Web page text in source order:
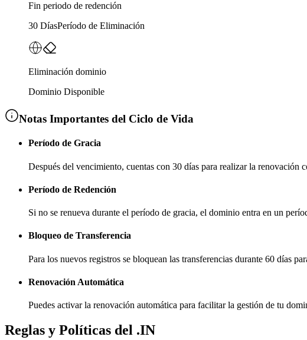
Fin periodo de redención
30 DíasPeríodo de Eliminación
Eliminación dominio
Dominio Disponible
Notas Importantes del Ciclo de Vida
Período de Gracia
Después del vencimiento, cuentas con 30 días para realizar la renovación
Período de Redención
Si no se renueva durante el período de gracia, el dominio entra en un
Bloqueo de Transferencia
Para los nuevos registros se bloquean las transferencias durante 60 días
Renovación Automática
Puedes activar la renovación automática para facilitar la gestión de tu
Reglas y Políticas del .IN